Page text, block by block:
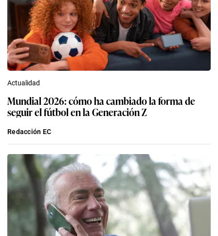
Actualidad
Mundial 2026: cómo ha cambiado la forma de
seguir el fútbol en la Generación Z
Redacción EC